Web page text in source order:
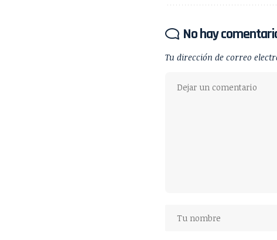
No hay
Tu dirección de correo